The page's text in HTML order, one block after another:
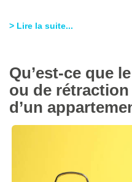
> Lire la suite...
Qu’est-ce que
ou de rétraction
d’un